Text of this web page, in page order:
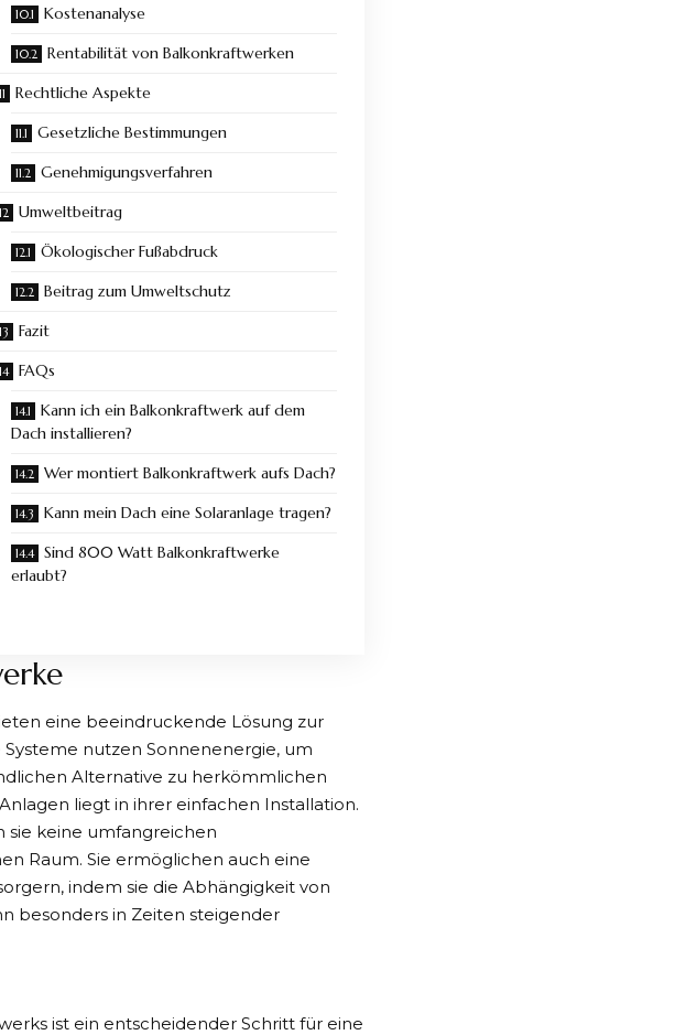
Kostenanalyse
Rentabilität von Balkonkraftwerken
Rechtliche Aspekte
Gesetzliche Bestimmungen
Genehmigungsverfahren
Umweltbeitrag
Ökologischer Fußabdruck
Beitrag zum Umweltschutz
Fazit
FAQs
Kann ich ein Balkonkraftwerk auf dem
Dach installieren?
Wer montiert Balkonkraftwerk aufs Dach?
Kann mein Dach eine Solaranlage tragen?
Sind 800 Watt Balkonkraftwerke
erlaubt?
eine beeindruckende Lösung zur
nutzen Sonnenenergie, um
Alternative zu herkömmlichen
liegt in ihrer einfachen Installation.
sie keine umfangreichen
Raum. Sie ermöglichen auch eine
indem sie die Abhängigkeit von
besonders in Zeiten steigender
ist ein entscheidender Schritt für eine